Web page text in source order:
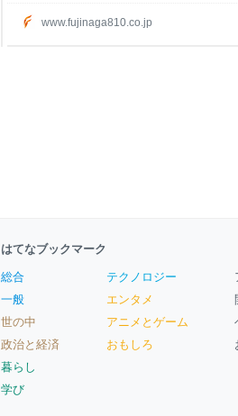
www.fujinaga810.co.jp
はてなブックマーク
総合
一般
世の中
政治と経済
暮らし
学び
テクノロジー
エンタメ
アニメとゲーム
おもしろ